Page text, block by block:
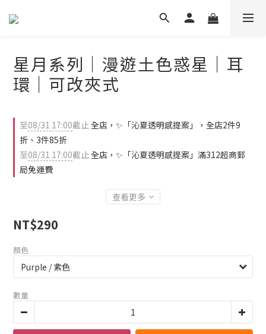
星月系列｜漫遊土色惑星｜耳
環｜可改夾式
至08/31 17:00截止全店，✨「沁夏透明感提案」，全店2件9
折、3件85折
至08/31 17:00截止全店，✨「沁夏透明感提案」滿312超商郵
局免運費
查看更多
NT$290
顏色
數量